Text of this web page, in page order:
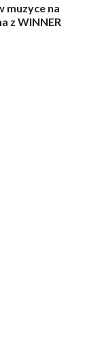
muzyce na
z WINNER